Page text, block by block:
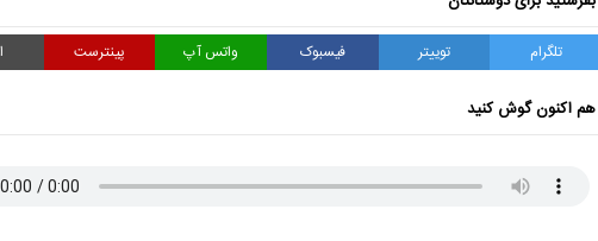
تلگرام توییتر فیسبوک واتس آپ پینترست
هم اکنون گوش کنید